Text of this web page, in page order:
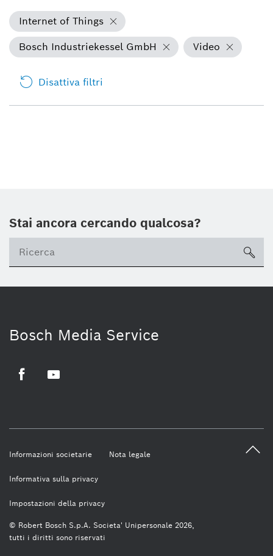
Internet of Things
Bosch Industriekessel GmbH
Video
Disattiva filtri
Stai ancora cercando qualcosa?
Bosch Media Service
© Robert Bosch S.p.A. Societa' Unipersonale 2026,
tutti i diritti sono riservati
Informazioni societarie Nota legale
Informativa sulla privacy
Impostazioni della privacy